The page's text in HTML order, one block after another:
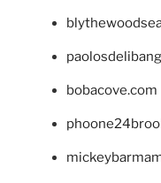
bobacove.com